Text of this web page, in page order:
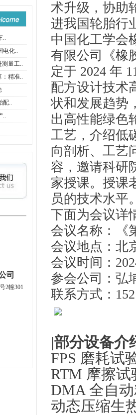
..
电化..
量工..
精准..
配..
..
司
2幢301
术升级，协助
进我国轮胎行
中国化工学会
有限公司《橡
定于 2024 年
配方设计技术
状和发展趋势
出高性能绿色
工艺，介绍低
向剖析、工艺
容，邀请科研
家授课。授课
员的技术水平
下面为会议详
会议名称：《
会议地点：北
会议时间：
参会公司：弘
联系方式：
部分设备介
FPS 磨耗试
RTM 摩擦试
DMA 全自
动态压缩生